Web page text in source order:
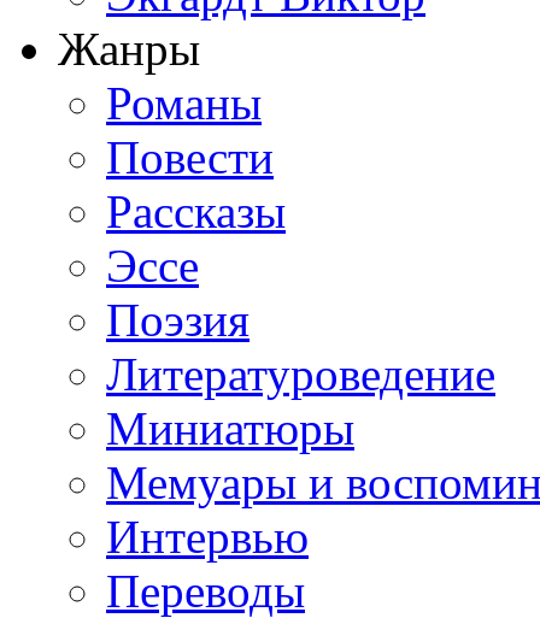
Жанры
Романы
Повести
Рассказы
Эссе
Поэзия
Литературоведение
Миниатюры
Мемуары и
Интервью
Переводы